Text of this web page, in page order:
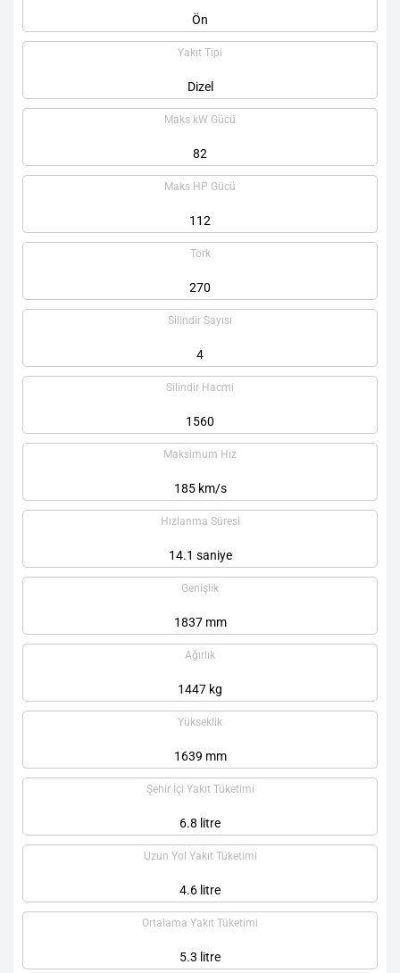
Ön
Yakıt Tipi
Dizel
Maks kW Gücü
82
Maks HP Gücü
112
Tork
270
Silindir Sayısı
4
Silindir Hacmi
1560
Maksimum Hız
185 km/s
Hızlanma Süresi
14.1 saniye
Genişlik
1837 mm
Ağırlık
1447 kg
Yükseklik
1639 mm
Şehir İçi Yakıt Tüketimi
6.8 litre
Uzun Yol Yakıt Tüketimi
4.6 litre
Ortalama Yakıt Tüketimi
5.3 litre